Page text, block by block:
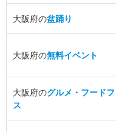
大阪府の盆踊り
大阪府の無料イベント
大阪府のグルメ・フード
ス